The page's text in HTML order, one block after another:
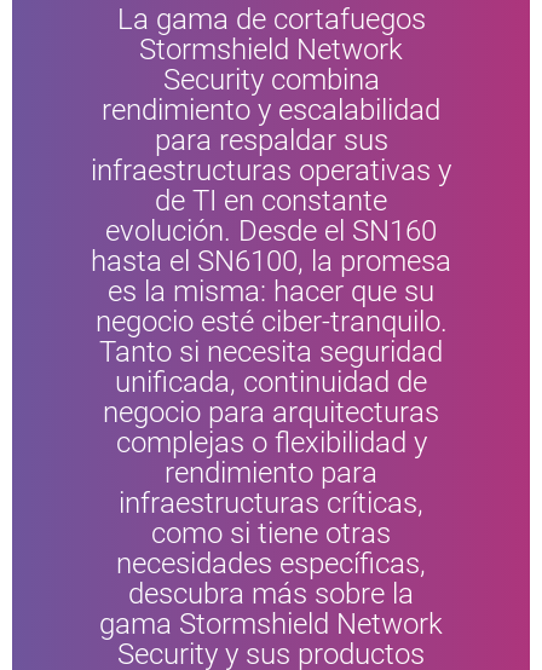
La gama de cortafuegos
Stormshield Network
Security combina
rendimiento y escalabilidad
para respaldar sus
infraestructuras operativas y
de TI en constante
evolución. Desde el SN160
hasta el SN6100, la promesa
es la misma: hacer que su
negocio esté ciber-tranquilo.
Tanto si necesita seguridad
unificada, continuidad de
negocio para arquitecturas
complejas o flexibilidad y
rendimiento para
infraestructuras críticas,
como si tiene otras
necesidades específicas,
descubra más sobre la
gama Stormshield Network
Security y sus productos